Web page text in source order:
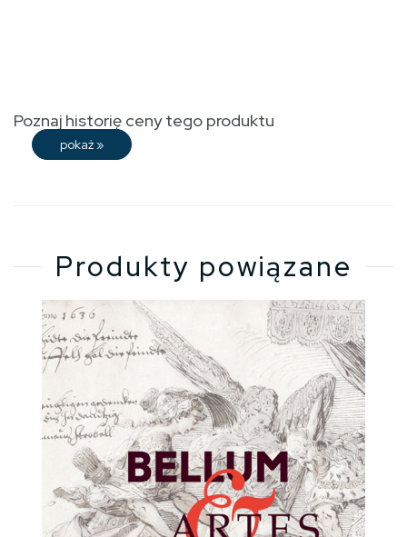
Poznaj historię ceny tego produktu
pokaż »
Produkty powiązane